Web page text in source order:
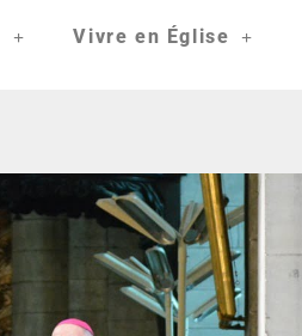
Vivre en Église